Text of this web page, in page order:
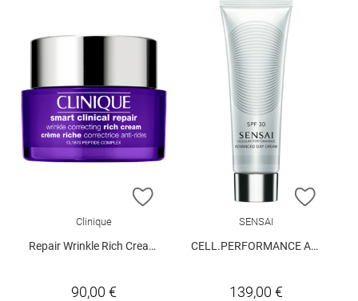
ZUR WUNSCHLISTE HINZUFÜGEN
Clinique
Repair Wrinkle Rich Cream 50 ml
90,00 €
ZUR
SENSAI
CELL.PERFORMANCE ADVANCED DAY CREAM
139,00 €